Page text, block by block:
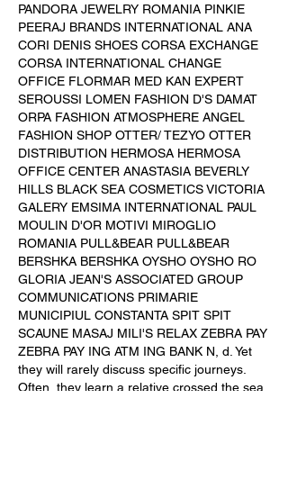
PANDORA JEWELRY ROMANIA PINKIE
PEERAJ BRANDS INTERNATIONAL ANA
CORI DENIS SHOES CORSA EXCHANGE
CORSA INTERNATIONAL CHANGE
OFFICE FLORMAR MED KAN EXPERT
SEROUSSI LOMEN FASHION D'S DAMAT
ORPA FASHION ATMOSPHERE ANGEL
FASHION SHOP OTTER/ TEZYO OTTER
DISTRIBUTION HERMOSA HERMOSA
OFFICE CENTER ANASTASIA BEVERLY
HILLS BLACK SEA COSMETICS VICTORIA
GALERY EMSIMA INTERNATIONAL PAUL
MOULIN D'OR MOTIVI MIROGLIO
ROMANIA PULL&BEAR PULL&BEAR
BERSHKA BERSHKA OYSHO OYSHO RO
GLORIA JEAN'S ASSOCIATED GROUP
COMMUNICATIONS PRIMARIE
MUNICIPIUL CONSTANTA SPIT SPIT
SCAUNE MASAJ MILI'S RELAX ZEBRA PAY
ZEBRA PAY ING ATM ING BANK N, d. Yet
they will rarely discuss specific journeys.
Often, they learn a relative crossed the sea